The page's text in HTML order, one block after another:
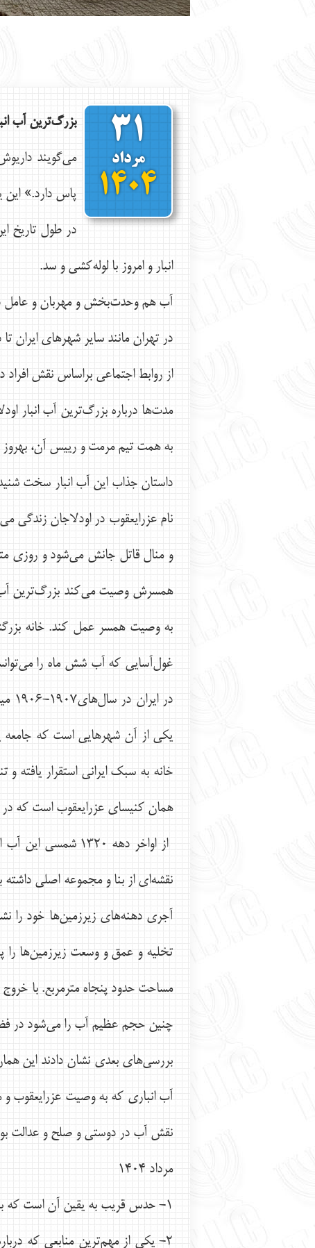
31
مرداد
1404
بزرگ‌ترين آب
پاس دارد.» اين
در طول تاريخ
انبار و امروز با لوله‌كشي و سد.
آب هم وحدت‌بخش و مهربان و عامل
از روابط اجتماعي براساس نقش
مدت‌ها درباره بزرگ‌ترين آب انبار
به همت تيم مرمت و رييس آن، بهروز
نام عزرايعقوب در اودلاجان زندگي
و منال قاتل جانش مي‌شود و روزي
همسرش وصيت مي‌كند بزرگ‌ترين آب
به وصيت همسر عمل كند. خانه
غول‌آسايي كه آب شش ماه را
يكي از آن شهرهايي است كه جامعه
همان كنيساي عزرايعقوب است كه در
از اواخر دهه
نقشه‌اي از بنا و مجموعه اصلي داشته
آجري دهنه‌هاي زيرزمين‌ها خود را
تخليه و عمق و وسعت زيرزمين‌‌ها را
مساحت حدود پنجاه مترمربع. با
چنين حجم عظيم آب را مي‌شود در
بررسي‌هاي بعدي نشان دادند اين
آب‌ انباري كه به وصيت عزرايعقوب
نقش آب در دوستي و صلح و عدالت
مرداد ۱۴۰۴
1- حدس قريب به يقين آن است كه با آمدن آب لوله‌كشي تهران، مسوولان وقت حكم كرده‌اند كه هر كه آب مي‌خواهد بايد آب انبار خانه‌اش را پر كند.
2- يكي از مهم‌ترين منابعي كه